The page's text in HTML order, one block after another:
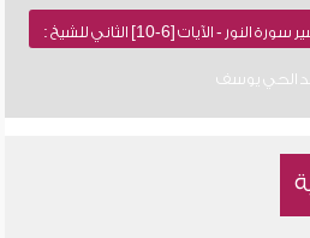
نسخة نصية للطباعة , تفسير سورة النور - الآيات [6-10] الثاني للشيخ :
الحي يوسف